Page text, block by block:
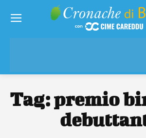
Tag:premio